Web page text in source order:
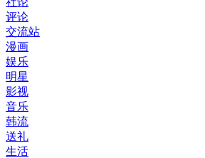
评论
交流站
漫画
娱乐
明星
影视
音乐
韩流
送礼
生活